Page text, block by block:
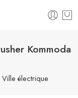
Kommoda
Ville électrique